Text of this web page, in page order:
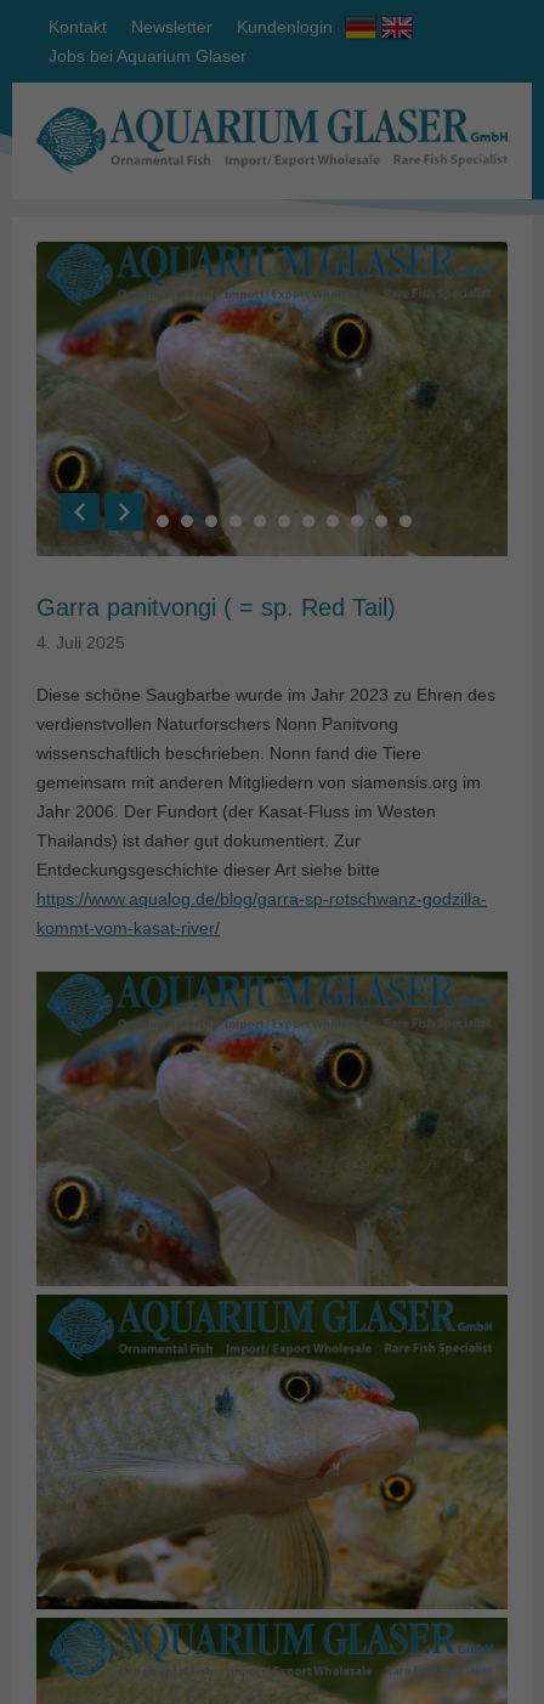
Kontakt Newsletter
Kundenlogin
Jobs bei Aquarium Glaser
Garra panitvongi ( = sp. Red Tail)
4. Juli 2025
Diese schöne Saugbarbe wurde im Jahr 2023 zu Ehren des
verdienstvollen Naturforschers Nonn Panitvong
wissenschaftlich beschrieben. Nonn fand die Tiere
gemeinsam mit anderen Mitgliedern von siamensis.org im
Jahr 2006. Der Fundort (der Kasat-Fluss im Westen
Thailands) ist daher gut dokumentiert. Zur
Entdeckungsgeschichte dieser Art siehe bitte
https://www.aqualog.de/blog/garra-sp-rotschwanz-godzilla-
kommt-vom-kasat-river/